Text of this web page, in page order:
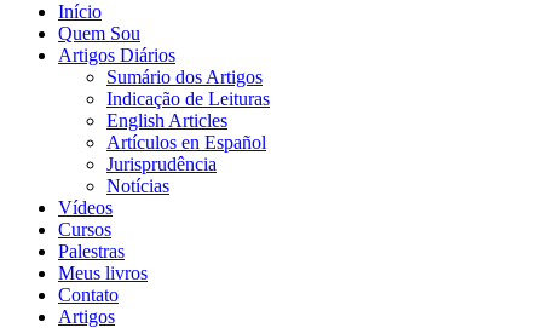
Início
Quem Sou
Artigos Diários
Sumário dos Artigos
Indicação de Leituras
English Articles
Artículos en Español
Jurisprudência
Notícias
Vídeos
Cursos
Palestras
Meus livros
Contato
Artigos